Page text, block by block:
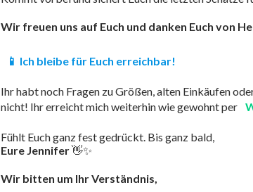
Wir freuen uns auf Euch und danken Euch von
📱 Ich bleibe für Euch erreichbar!
Ihr habt noch Fragen zu Größen, alten Einkäufen
nicht! Ihr erreicht mich weiterhin wie gewohnt per
Fühlt Euch ganz fest gedrückt. Bis ganz bald,
Eure Jennifer👋✨
Wir bitten um Ihr Verständnis,